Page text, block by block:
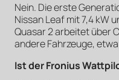
Nein. Die erste
Nissan Leaf mit 7,4 kW
Quasar 2 arbeitet über
andere Fahrzeuge,
Ist der Fronius